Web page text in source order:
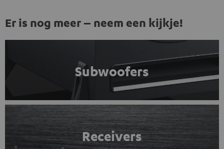
Er is nog meer – neem een kijkje!
Subwoofers
Receivers